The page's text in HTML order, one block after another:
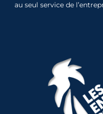
au seul service de